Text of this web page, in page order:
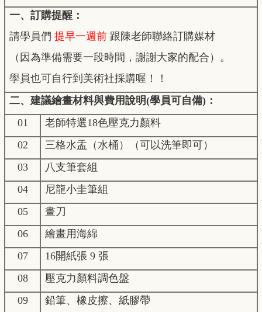
一、訂購提醒：
請學員們 提早一週前 跟陳老師聯絡訂購媒材
（因為準備需要一段時間， 謝謝大家的配合）。
學員也可自行到美術社採購喔！！
二、建議繪畫材料與費用說明(學員可自備)：
01
老師特選18色壓克力顏料
02
三格水盂（水桶）（可以洗筆即可）
03
八支筆套組
04
尼龍小圭筆組
05
畫刀
06
繪畫用海綿
07
16開紙張 9 張
08
壓克力顏料調色盤
09
鉛筆、橡皮擦、紙膠帶